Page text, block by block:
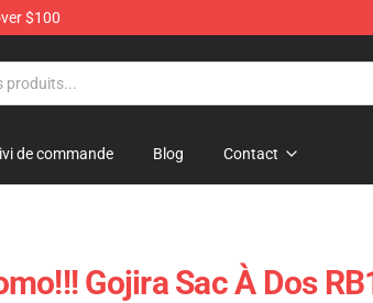
$100
de commande Blog Contact
Gojira Sac À Dos